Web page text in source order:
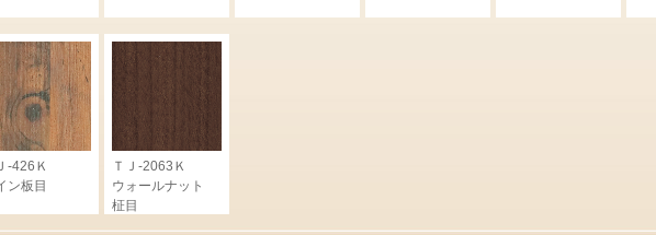
-426Ｋ
ン板目
ＴＪ-2063Ｋ
ウォールナット
柾目